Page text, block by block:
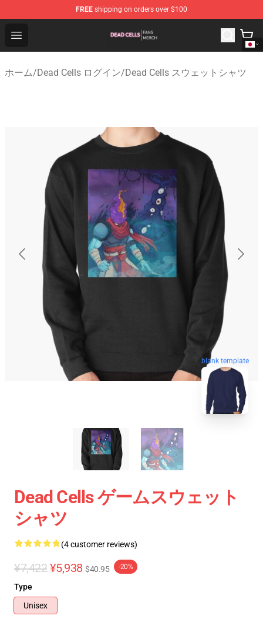
FREE shipping on orders over $100
Open menu
Dead Cells Shop - Official Dead Cells Merchandise Store
ホーム/Dead Cells ログイン/Dead Cells スウェットシャツ
blank template
Dead Cells ゲームスウェット
シャツ
(4 customer reviews)
¥7,422 ¥5,938 $40.95 -20%
Type
Unisex